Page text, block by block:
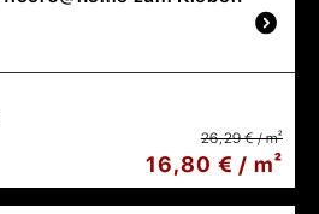
26,29 € / m²
16,80 € / m²